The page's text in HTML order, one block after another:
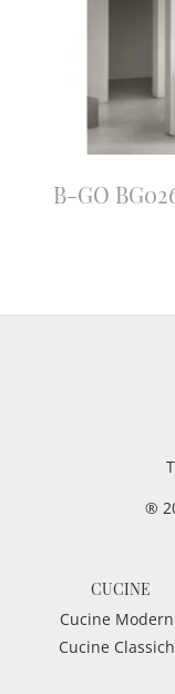
B-GO
®
CUCINE
Cucine
Cucine